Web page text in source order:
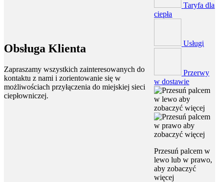
Obsługa Klienta
Zapraszamy wszystkich zainteresowanych do
kontaktu z nami i zorientowanie się w
możliwościach przyłączenia do miejskiej sieci
ciepłowniczej.
Taryfa dla
ciepła
Usługi
Przerwy
w dostawie
Przesuń palcem w
lewo lub w prawo,
aby zobaczyć
więcej